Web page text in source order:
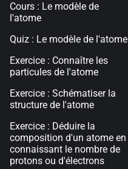
Cours : Le modèle de
l'atome
Quiz : Le modèle de l'atome
Exercice : Connaître les
particules de l'atome
Exercice : Schématiser la
structure de l'atome
Exercice : Déduire la
composition d'un atome en
connaissant le nombre de
protons ou d'électrons